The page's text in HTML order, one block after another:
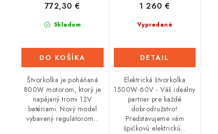
Skladom
772,30 €
DO KOŠÍKA
Štvorkolka je poháňaná
800W motorom, ktorý je
napájaný tromi 12V
batériami. Nový model
vybavený regulátorom...
Vypredané
1 260 €
DETAIL
Elektrická štvorkolka
1500W 60V - Váš ideálny
partner pre každé
dobrodružstvo!
Predstavujeme vám
špičkovú elektrickú...